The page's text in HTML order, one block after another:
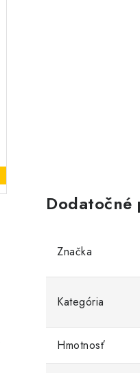
Dodatočné
Značka
Kategória
Hmotnosť